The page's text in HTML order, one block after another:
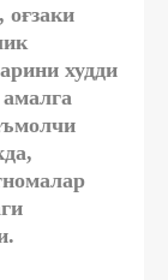
оғзаки
худди